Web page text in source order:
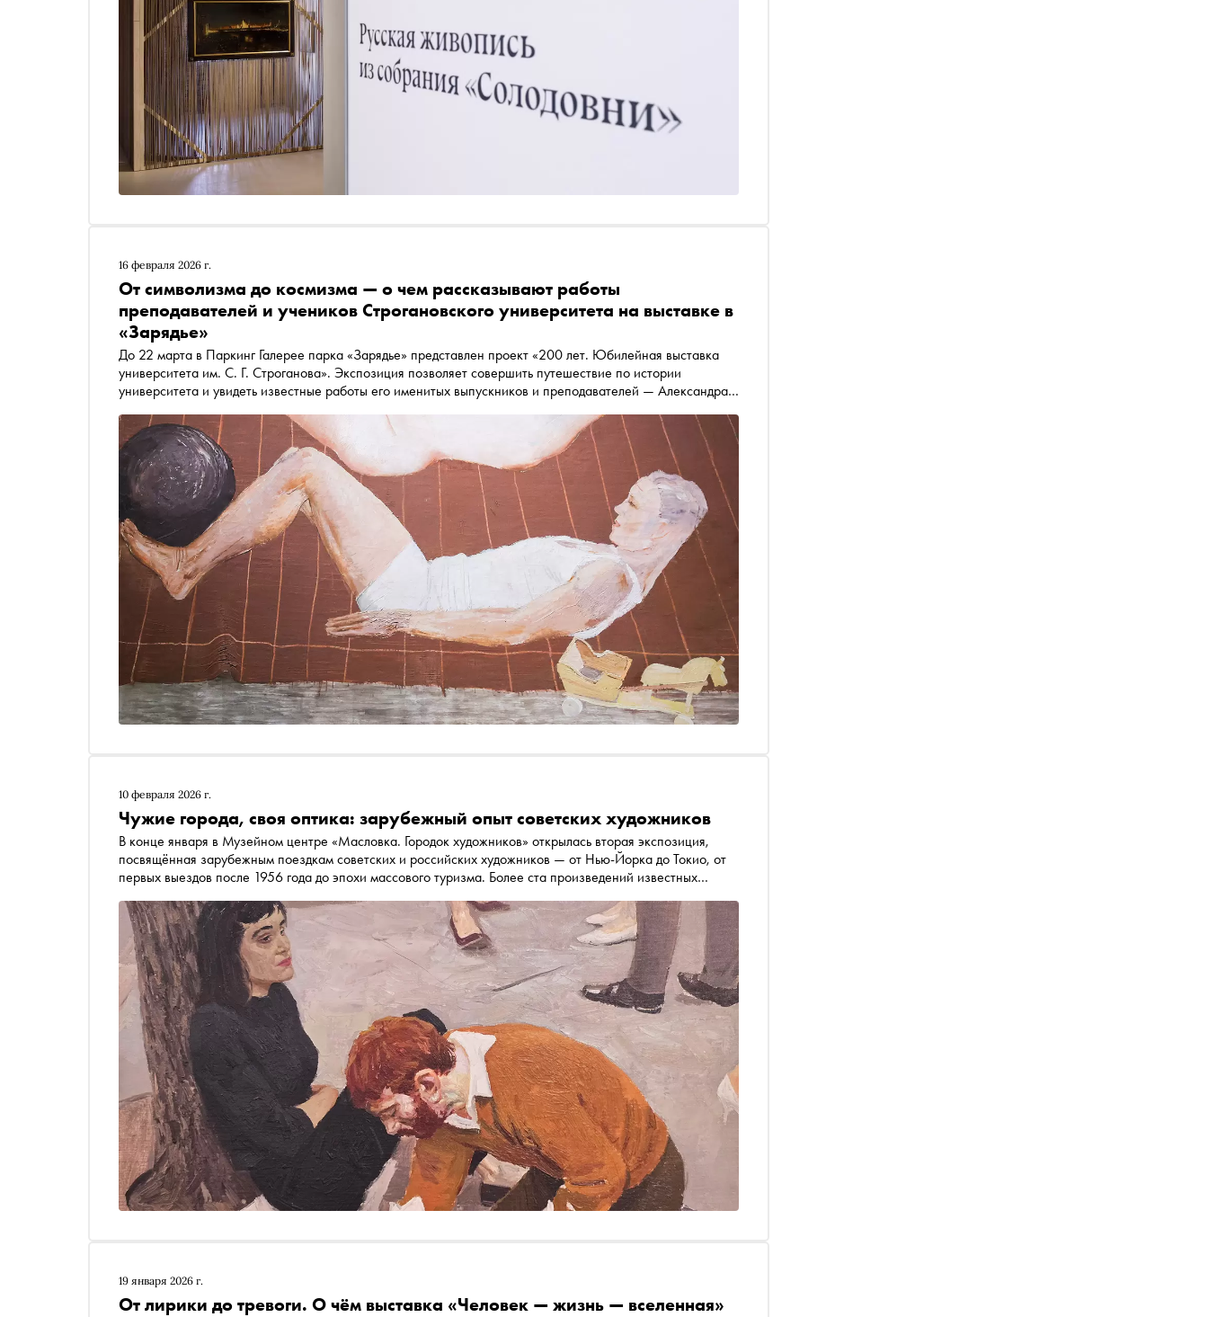
16 февраля 2026 г.
От символизма до космизма — о чем рассказывают работы
преподавателей и учеников Строгановского университета на выставке в
«Зарядье»
До 22 марта в Паркинг Галерее парка «Зарядье» представлен проект «200 лет. Юбилейная выставка
университета им. С. Г. Строганова». Экспозиция позволяет совершить путешествие по истории
университета и увидеть известные работы его именитых выпускников и преподавателей — Александра
разных медиа и направлениях искусства, позволяющих познакомиться с многогранным наследием
университета
10 февраля 2026 г.
Чужие города, своя оптика: зарубежный опыт советских художников
В конце января в Музейном центре «Масловка. Городок художников» открылась вторая экспозиция,
посвящённая зарубежным поездкам советских и российских художников — от Нью-Йорка до Токио, от
первых выездов после 1956 года до эпохи массового туризма. Более ста произведений известных
свидетелями столкновения с другим миром. Как путешествия за пределы СССР помогали художникам
переосмысливать собственную идентичность, какие открытия они делали вдали от дома и как этот опыт
менял их живопись — в материале «Сноба»
19 января 2026 г.
От лирики до тревоги. О чём выставка «Человек — жизнь — вселенная»